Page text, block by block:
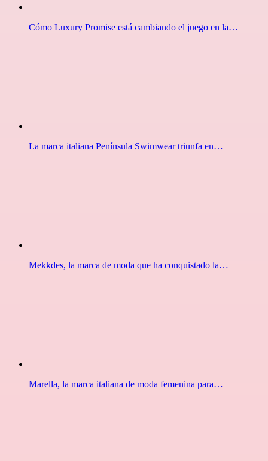
Cómo Luxury Promise está cambiando el juego en la…
La marca italiana Península Swimwear triunfa en…
Mekkdes, la marca de moda que ha conquistado la…
Marella, la marca italiana de moda femenina para…